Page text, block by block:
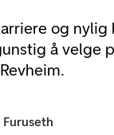
og
å velge